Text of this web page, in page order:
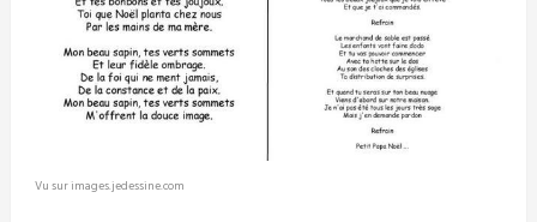
Vu sur images.jedessine.com